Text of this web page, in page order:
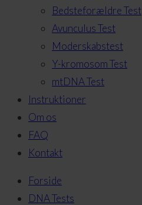
Bedsteforældre Test
Avunculus Test
Moderskabstest
Y-kromosom Test
mtDNA Test
Instruktioner
Om os
FAQ
Kontakt
Forside
DNA Tests